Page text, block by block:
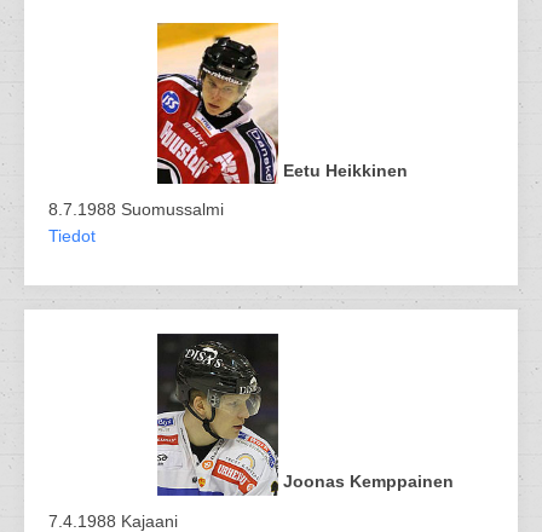
Eetu Heikkinen
8.7.1988 Suomussalmi
Tiedot
Joonas Kemppainen
7.4.1988 Kajaani